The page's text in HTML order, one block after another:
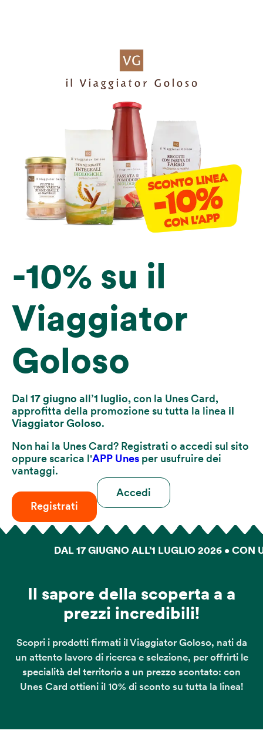
-10% su il
Viaggiator
Goloso
Dal 17 giugno all’1 luglio, con la Unes Card,
approfitta della promozione su tutta la linea il
Viaggiator Goloso.
Non hai la Unes Card? Registrati o accedi sul sito
oppure scarica l'APP Unes per usufruire dei
vantaggi.
Registrati
Accedi
DAL 17 GIUGNO ALL’1 LUGLIO 2026 • CON
Il sapore della scoperta a a
prezzi incredibili!
Scopri i prodotti firmati il Viaggiator Goloso, nati da
un attento lavoro di ricerca e selezione, per offrirti le
specialità del territorio a un prezzo scontato: con
Unes Card ottieni il 10% di sconto su tutta la linea!